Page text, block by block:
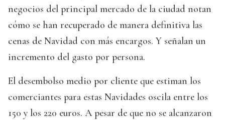
negocios del principal mercado de la ciudad notan
cómo se han recuperado de manera definitiva las
cenas de Navidad con más encargos. Y señalan un
incremento del gasto por persona.
El desembolso medio por cliente que estiman los
comerciantes para estas Navidades oscila entre los
150 y los 220 euros. A pesar de que no se alcanzaron